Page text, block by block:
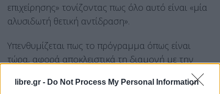
libre.gr - Do Not Process My Personal Information
επιχείρησης» τονίζοντας πως όλο αυτό είναι «μία
αλυσιδωτή θετική αντίδραση».
Υπενθυμίζεται πως το πρόγραμμα όπως είναι
τώρα, αφορά αποκλειστικά τη διαμονή με την
«οποιαδήποτε άλλη προσθήκη θα καθυστερούσε